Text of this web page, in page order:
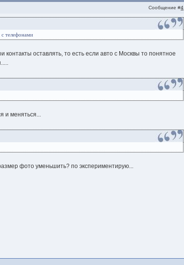
Сообщение #4
с телефонами
контакты оставлять, то есть если авто с Москвы то понятное
и меняться...
фото уменьшить? по экспериментирую...